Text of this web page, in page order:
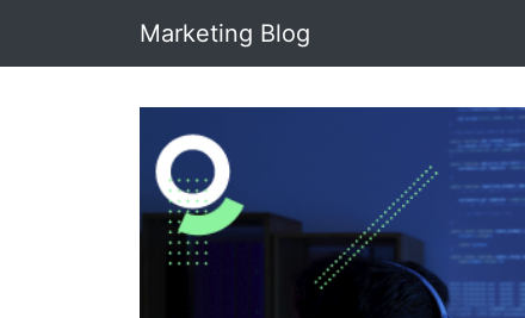
Marketing Blog